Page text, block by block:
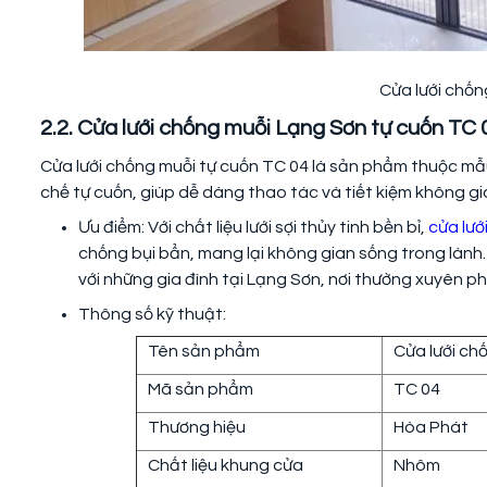
Cửa lưới
2.2. Cửa lưới chống muỗi Lạng Sơn tự cuốn TC
Cửa lưới chống muỗi tự cuốn TC 04 là sản phẩm thuộc
chế tự cuốn, giúp dễ dàng thao tác và tiết kiệm không
Ưu điểm: Với chất liệu lưới sợi thủy tinh bền bỉ, cửa
chống bụi bẩn, mang lại không gian sống trong
với những gia đình tại Lạng Sơn, nơi thường xuyên
Thông số kỹ thuật:
Tên sản phẩm Cửa lưới
Mã sản phẩm TC 04
Thương hiệu Hòa Phát
Chất liệu khung cửa Nhôm